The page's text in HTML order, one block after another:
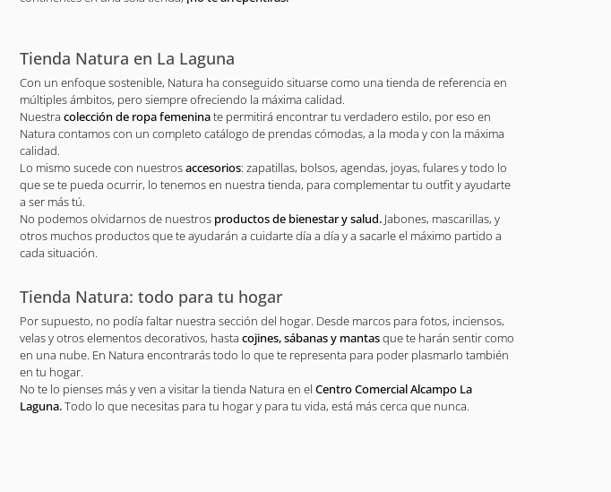
Tienda Natura en La Laguna
Con un enfoque sostenible, Natura ha conseguido situarse como una tienda de referencia en
múltiples ámbitos, pero siempre ofreciendo la máxima calidad.
Nuestra colección de ropa femeninate permitirá encontrar tu verdadero estilo, por eso en
Natura contamos con un completo catálogo de prendas cómodas, a la moda y con la máxima
calidad.
Lo mismo sucede con nuestrosaccesorios: zapatillas, bolsos, agendas, joyas, fulares y todo lo
que se te pueda ocurrir, lo tenemos en nuestra tienda, para complementar tu outfit y ayudarte
a ser más tú.
No podemos olvidarnos de nuestros productos de bienestar y salud. Jabones, mascarillas, y
otros muchos productos que te ayudarán a cuidarte día a día y a sacarle el máximo partido a
cada situación.
Tienda Natura: todo para tu hogar
Por supuesto, no podía faltar nuestra sección del hogar. Desde marcos para fotos, inciensos,
velas y otros elementos decorativos, hasta cojines, sábanas y mantasque te harán sentir como
en una nube. En Natura encontrarás todo lo que te representa para poder plasmarlo también
en tu hogar.
No te lo pienses más y ven a visitar la tienda Natura en el Centro Comercial Alcampo La
Laguna.Todo lo que necesitas para tu hogar y para tu vida, está más cerca que nunca.